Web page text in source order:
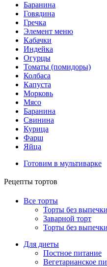
Баранина
Говядина
Гречка
Элемент меню
Кабачки
Индейка
Огурцы
Томаты (помидоры)
Колбаса
Капуста
Морковь
Мясо
Баранина
Свинина
Курица
Фарш
Яйца
Готовим в мультиварке
Рецепты тортов
Все торты
Торты без выпечки
Заварной торт
Торты без
Для диеты
Постное питание
Вегетарианское